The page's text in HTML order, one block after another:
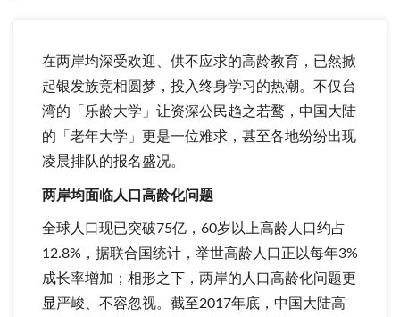
在两岸均深受欢迎、供不应求的高龄教育，已然掀
起银发族竞相圆梦，投入终身学习的热潮。不仅台
湾的「乐龄大学」让资深公民趋之若鹜，中国大陆
的「老年大学」更是一位难求，甚至各地纷纷出现
凌晨排队的报名盛况。
两岸均面临人口高龄化问题
全球人口现已突破75亿，60岁以上高龄人口约占
12.8%，据联合国统计，举世高龄人口正以每年3%
成长率增加；相形之下，两岸的人口高龄化问题更
显严峻、不容忽视。截至2017年底，中国大陆高